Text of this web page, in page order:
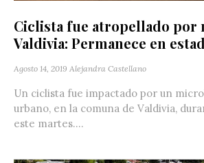
Ciclista fue atropellado por
Valdivia: Permanece en
Agosto 14, 2019 Alejandra Castellano
Un ciclista fue impactado por un
urbano, en la comuna de Valdivia,
este martes....